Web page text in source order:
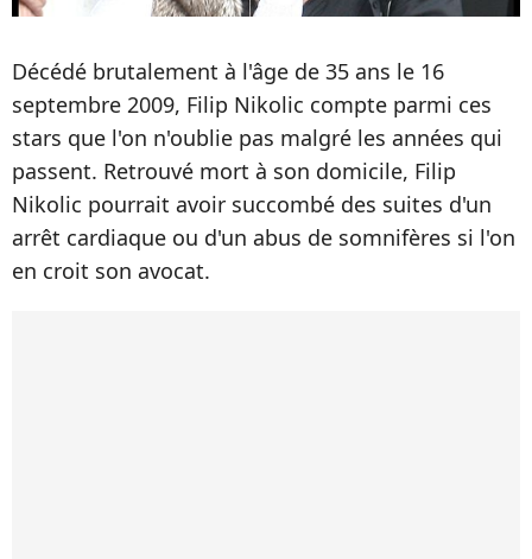
Décédé brutalement à l'âge de 35 ans le 16
septembre 2009, Filip Nikolic compte parmi ces
stars que l'on n'oublie pas malgré les années qui
passent. Retrouvé mort à son domicile, Filip
Nikolic pourrait avoir succombé des suites d'un
arrêt cardiaque ou d'un abus de somnifères si l'on
en croit son avocat.